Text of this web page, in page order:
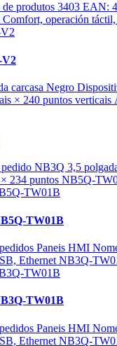
produtos 3403 EAN:
operación táctil,
V2
carcasa Negro
× 240 puntos
NB3Q 3,5
puntos NB5Q-
TW01B
Paneis HMI
Ethernet NB3Q-
TW01B
Paneis HMI
Ethernet NB3Q-